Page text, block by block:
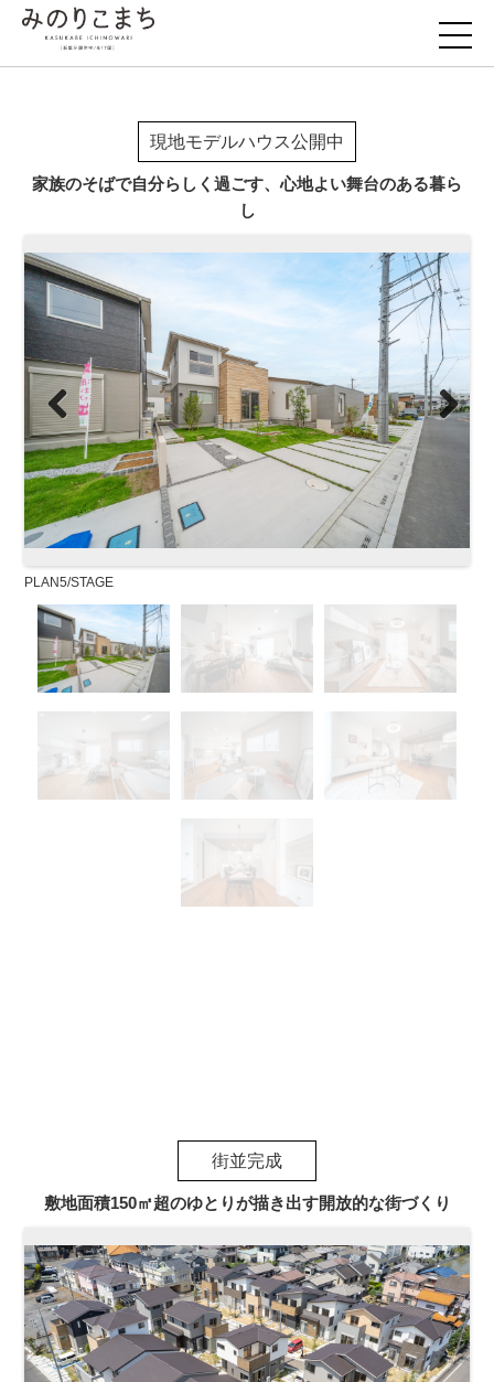
現地モデルハウス公開中
家族のそばで自分らしく過ごす、心地よい舞台のある暮ら
し
PLAN5/STAGE
Previous
街並完成
敷地面積150㎡超のゆとりが描き出す開放的な街づくり